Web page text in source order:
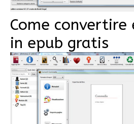
Come convertire
in epub gratis